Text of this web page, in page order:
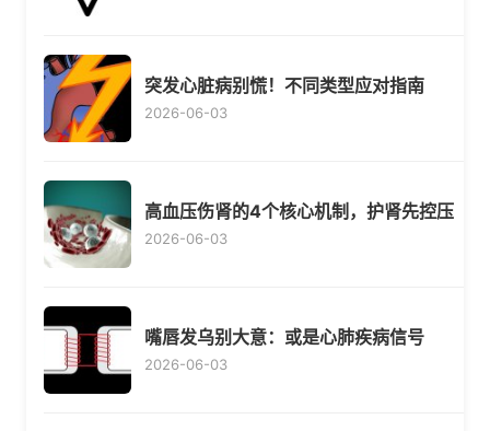
突发心脏病别慌！不同类型应对指南
2026-06-03
高血压伤肾的4个核心机制，护肾先控压
2026-06-03
嘴唇发乌别大意：或是心肺疾病信号
2026-06-03